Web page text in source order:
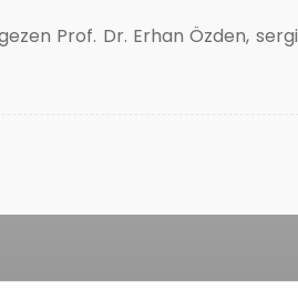
Prof. Dr. Erhan Özden,